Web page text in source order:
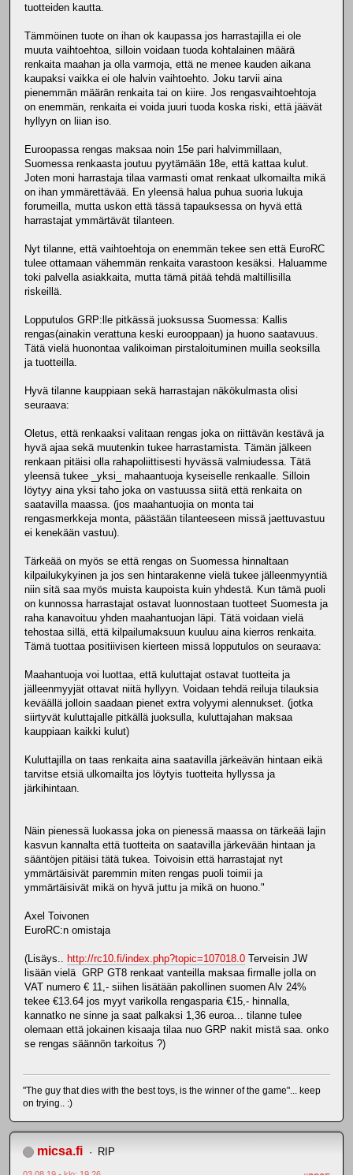
tuotteiden kautta.
Tämmöinen tuote on ihan ok kaupassa jos harrastajilla ei ole
muuta vaihtoehtoa, silloin voidaan tuoda kohtalainen määrä
renkaita maahan ja olla varmoja, että ne menee kauden aikana
kaupaksi vaikka ei ole halvin vaihtoehto. Joku tarvii aina
pienemmän määrän renkaita tai on kiire. Jos rengasvaihtoehtoja
on enemmän, renkaita ei voida juuri tuoda koska riski, että jäävät
hyllyyn on liian iso.
Euroopassa rengas maksaa noin 15e pari halvimmillaan,
Suomessa renkaasta joutuu pyytämään 18e, että kattaa kulut.
Joten moni harrastaja tilaa varmasti omat renkaat ulkomailta mikä
on ihan ymmärettävää. En yleensä halua puhua suoria lukuja
forumeilla, mutta uskon että tässä tapauksessa on hyvä että
harrastajat ymmärtävät tilanteen.
Nyt tilanne, että vaihtoehtoja on enemmän tekee sen että EuroRC
tulee ottamaan vähemmän renkaita varastoon kesäksi. Haluamme
toki palvella asiakkaita, mutta tämä pitää tehdä maltillisilla
riskeillä.
Lopputulos GRP:lle pitkässä juoksussa Suomessa: Kallis
rengas(ainakin verattuna keski eurooppaan) ja huono saatavuus.
Tätä vielä huonontaa valikoiman pirstaloituminen muilla seoksilla
ja tuotteilla.
Hyvä tilanne kauppiaan sekä harrastajan näkökulmasta olisi
seuraava:
Oletus, että renkaaksi valitaan rengas joka on riittävän kestävä ja
hyvä ajaa sekä muutenkin tukee harrastamista. Tämän jälkeen
renkaan pitäisi olla rahapoliittisesti hyvässä valmiudessa. Tätä
yleensä tukee _yksi_ mahaantuoja kyseiselle renkaalle. Silloin
löytyy aina yksi taho joka on vastuussa siitä että renkaita on
saatavilla maassa. (jos maahantuojia on monta tai
rengasmerkkeja monta, päästään tilanteeseen missä jaettuvastuu
ei kenekään vastuu).
Tärkeää on myös se että rengas on Suomessa hinnaltaan
kilpailukykyinen ja jos sen hintarakenne vielä tukee jälleenmyyntiä
niin sitä saa myös muista kaupoista kuin yhdestä. Kun tämä puoli
on kunnossa harrastajat ostavat luonnostaan tuotteet Suomesta ja
raha kanavoituu yhden maahantuojan läpi. Tätä voidaan vielä
tehostaa sillä, että kilpailumaksuun kuuluu aina kierros renkaita.
Tämä tuottaa positiivisen kierteen missä lopputulos on seuraava:
Maahantuoja voi luottaa, että kuluttajat ostavat tuotteita ja
jälleenmyyjät ottavat niitä hyllyyn. Voidaan tehdä reiluja tilauksia
keväällä jolloin saadaan pienet extra volyymi alennukset. (jotka
siirtyvät kuluttajalle pitkällä juoksulla, kuluttajahan maksaa
kauppiaan kaikki kulut)
Kuluttajilla on taas renkaita aina saatavilla järkeävän hintaan eikä
tarvitse etsiä ulkomailta jos löytyis tuotteita hyllyssa ja
järkihintaan.
Näin pienessä luokassa joka on pienessä maassa on tärkeää lajin
kasvun kannalta että tuotteita on saatavilla järkevään hintaan ja
sääntöjen pitäisi tätä tukea. Toivoisin että harrastajat nyt
ymmärtäisivät paremmin miten rengas puoli toimii ja
ymmärtäisivät mikä on hyvä juttu ja mikä on huono."
Axel Toivonen
EuroRC:n omistaja
(Lisäys.. http://rc10.fi/index.php?topic=107018.0 Terveisin JW
lisään vielä GRP GT8 renkaat vanteilla maksaa firmalle jolla on
VAT numero € 11,- siihen lisätään pakollinen suomen Alv 24%
tekee €13.64 jos myyt varikolla rengasparia €15,- hinnalla,
kannatko ne sinne ja saat palkaksi 1,36 euroa... tilanne tulee
olemaan että jokainen kisaaja tilaa nuo GRP nakit mistä saa. onko
se rengas säännön tarkoitus ?)
"The guy that dies with the best toys, is the winner of the game"... keep
on trying.. :)
micsa.fi RIP